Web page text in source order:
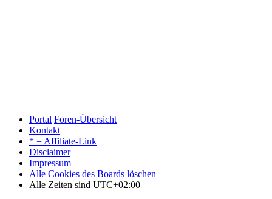
Portal Foren-Übersicht
Kontakt
* = Affiliate-Link
Disclaimer
Impressum
Alle Cookies des Boards löschen
Alle Zeiten sind UTC+02:00